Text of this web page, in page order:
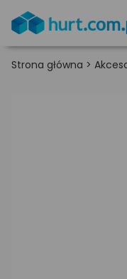
Strona główna >